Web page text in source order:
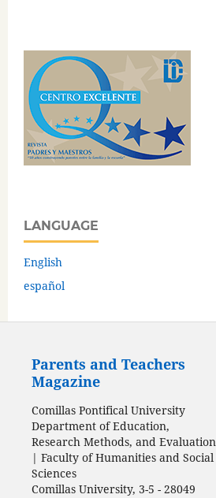
LANGUAGE
English
español
Parents and Teachers
Magazine
Comillas Pontifical University
Department of Education,
Research Methods, and Evaluation
| Faculty of Humanities and Social
Sciences
Comillas University, 3-5 - 28049